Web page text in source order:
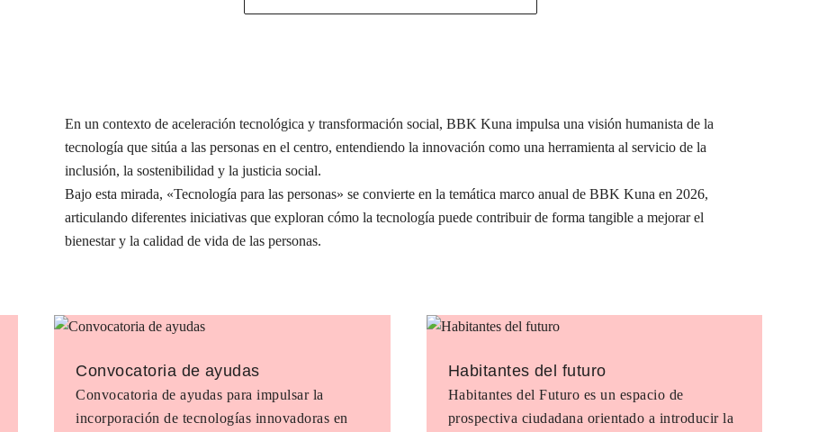
En un contexto de aceleración tecnológica y transformación social, BBK Kuna impulsa una visión humanista de la
tecnología que sitúa a las personas en el centro, entendiendo la innovación como una herramienta al servicio de la
inclusión, la sostenibilidad y la justicia social.
Bajo esta mirada, «Tecnología para las personas» se convierte en la temática marco anual de BBK Kuna en 2026,
articulando diferentes iniciativas que exploran cómo la tecnología puede contribuir de forma tangible a mejorar el
bienestar y la calidad de vida de las personas.
Convocatoria de ayudas
Convocatoria de ayudas para impulsar la
incorporación de tecnologías innovadoras en
Habitantes del futuro
Habitantes del Futuro es un espacio de
prospectiva ciudadana orientado a introducir la